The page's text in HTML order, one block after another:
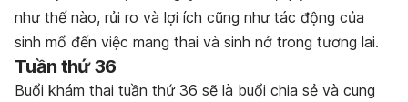
như thế nào, rủi ro và lợi ích cũng như tác động của
sinh mổ đến việc mang thai và sinh nở trong tương lai.
Tuần thứ 36
Buổi khám thai tuần thứ 36 sẽ là buổi chia sẻ và cung